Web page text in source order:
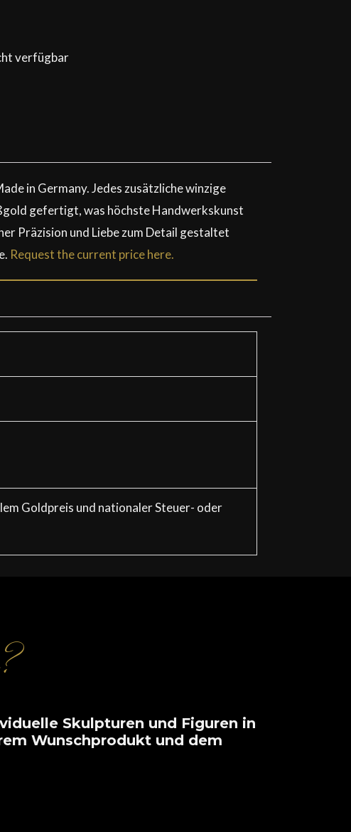
verfügbar
in Germany. Jedes zusätzliche winzige
gefertigt, was höchste Handwerkskunst
Präzision und Liebe zum Detail gestaltet
Request the current price here.
Goldpreis und nationaler Steuer- oder
Skulpturen und Figuren in
Wunschprodukt und dem